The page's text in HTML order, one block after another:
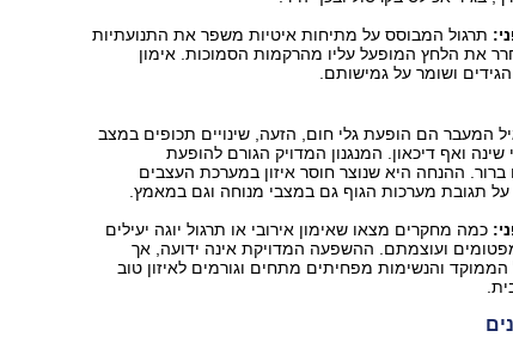
תרגול המבוסס על מתיחות איטיות משפר את התנועתיות
את הלחץ המופעל עליו מהרקמות הסמוכות. אימון
ושומר על גמישותם.
המעבר הם הופעת גלי חום, הזעה, שינויים תכופים במצב
שינה ואף דיכאון. המנגנון המדויק הגורם להופעת
ברור. ההנחה היא שנוצר חוסר איזון במערכת העצבים
על תגובת מערכות הגוף גם במצבי מנוחה וגם במאמץ.
כמה מחקרים מצאו שאימון אירובי או תרגול יוגה יעילים
ועוצמתם. ההשפעה המדויקת אינה ידועה, אך
והנשימות מפחיתים מתחים וגורמים לאיזון טוב